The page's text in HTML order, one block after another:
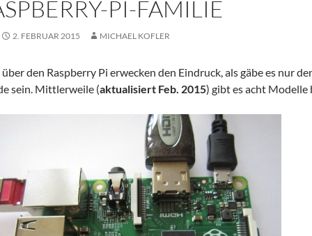
PI-FAMILIE
2. FEBRUAR 2015 MICHAEL KOFLER
den Raspberry Pi erwecken den Eindruck, als gäbe es nur
sein. Mittlerweile (aktualisiert Feb. 2015) gibt es acht Modelle